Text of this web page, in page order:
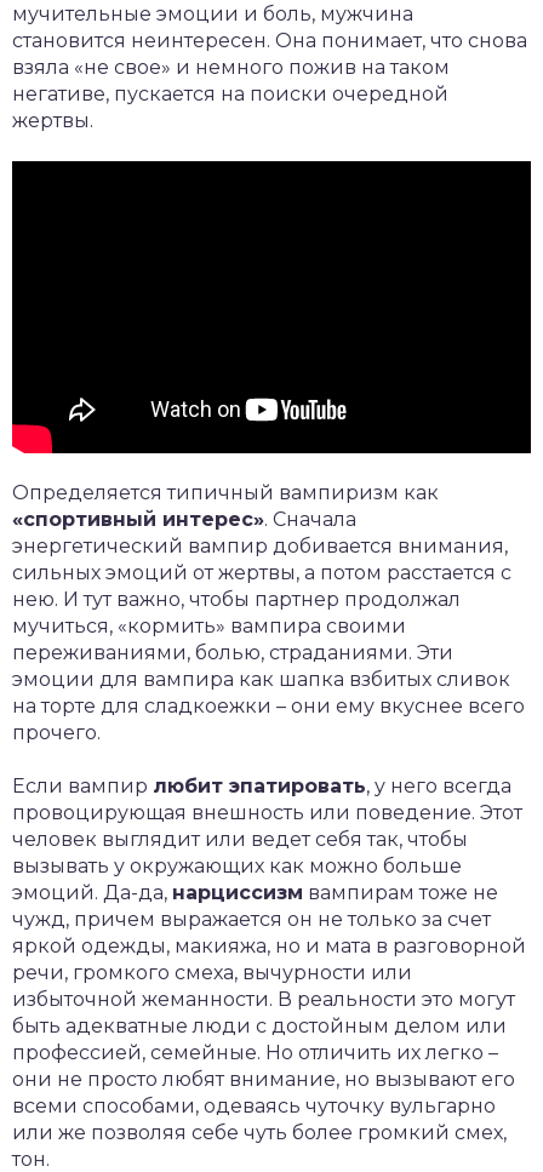
мучительные эмоции и боль, мужчина
становится неинтересен. Она понимает, что снова
взяла «не свое» и немного пожив на таком
негативе, пускается на поиски очередной
жертвы.
Определяется типичный вампиризм как
«спортивный интерес». Сначала
энергетический вампир добивается внимания,
сильных эмоций от жертвы, а потом расстается с
нею. И тут важно, чтобы партнер продолжал
мучиться, «кормить» вампира своими
переживаниями, болью, страданиями. Эти
эмоции для вампира как шапка взбитых сливок
на торте для сладкоежки – они ему вкуснее всего
прочего.
Если вампир любит эпатировать, у него всегда
провоцирующая внешность или поведение. Этот
человек выглядит или ведет себя так, чтобы
вызывать у окружающих как можно больше
эмоций. Да-да, нарциссизм вампирам тоже не
чужд, причем выражается он не только за счет
яркой одежды, макияжа, но и мата в разговорной
речи, громкого смеха, вычурности или
избыточной жеманности. В реальности это могут
быть адекватные люди с достойным делом или
профессией, семейные. Но отличить их легко –
они не просто любят внимание, но вызывают его
всеми способами, одеваясь чуточку вульгарно
или же позволяя себе чуть более громкий смех,
тон.